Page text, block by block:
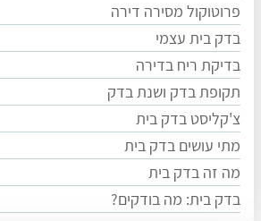
פרוטוקול מסירה דירה
בדק בית עצמי
בדיקת ריח בדירה
תקופת בדק ושנת בדק
צ'קליסט בדק בית
מתי עושים בדק בית
מה זה בדק בית
בדק בית: מה בודקים?